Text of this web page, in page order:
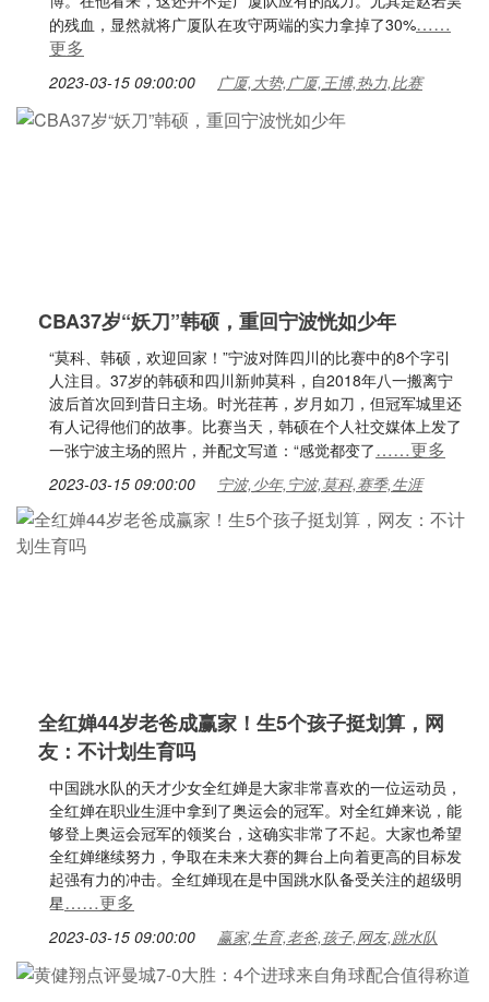
的残血，显然就将广厦队在攻守两端的实力拿掉了30%……
更多
2023-03-15 09:00:00 广厦,大势,广厦,王博,热力,比赛
CBA37岁“妖刀”韩硕，重回宁波恍如少年
“莫科、韩硕，欢迎回家！”宁波对阵四川的比赛中的8个字引
人注目。37岁的韩硕和四川新帅莫科，自2018年八一搬离宁
波后首次回到昔日主场。时光荏苒，岁月如刀，但冠军城里还
有人记得他们的故事。比赛当天，韩硕在个人社交媒体上发了
一张宁波主场的照片，并配文写道：“感觉都变了……更多
2023-03-15 09:00:00 宁波,少年,宁波,莫科,赛季,生涯
全红婵44岁老爸成赢家！生5个孩子挺划算，网
友：不计划生育吗
中国跳水队的天才少女全红婵是大家非常喜欢的一位运动员，
全红婵在职业生涯中拿到了奥运会的冠军。对全红婵来说，能
够登上奥运会冠军的领奖台，这确实非常了不起。大家也希望
全红婵继续努力，争取在未来大赛的舞台上向着更高的目标发
起强有力的冲击。全红婵现在是中国跳水队备受关注的超级明
星……更多
2023-03-15 09:00:00 赢家,生育,老爸,孩子,网友,跳水队